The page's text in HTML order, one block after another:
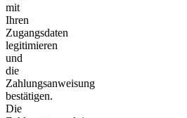
mit
Ihren
Zugangsdaten
legitimieren
und
die
Zahlungsanweisung
bestätigen.
Die